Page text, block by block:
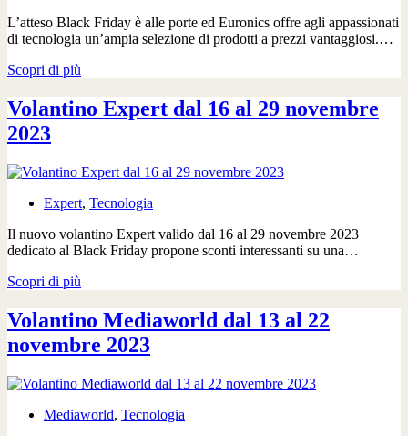
L’atteso Black Friday è alle porte ed Euronics offre agli appassionati
di tecnologia un’ampia selezione di prodotti a prezzi vantaggiosi.…
Scopri di più
dal
16
novembre
2023
Volantino Expert dal 16 al 29 novembre
2023
Expert, Tecnologia
Il nuovo volantino Expert valido dal 16 al 29 novembre 2023
dedicato al Black Friday propone sconti interessanti su una…
Scopri di più
dal
16
al
novembre
2023
Volantino Mediaworld dal 13 al 22
novembre 2023
Mediaworld, Tecnologia